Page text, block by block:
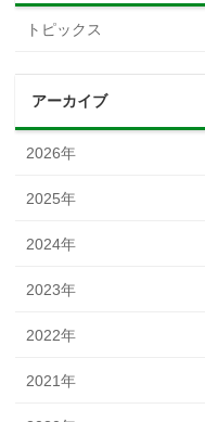
トピックス
アーカイブ
2026年
2025年
2024年
2023年
2022年
2021年